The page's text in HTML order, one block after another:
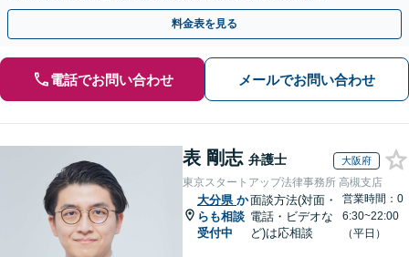
料金表を見る
電話でお問い合わせ メールでお問い合わせ
表 剛志 弁護士 大阪府
東京スタートアップ法律事務所 高槻支店
大分県 か
らも相談
受付中
面談方法(対面・
電話・ビデオな
ど)は応相談
営業時間：0
6:30~22:00
（平日）